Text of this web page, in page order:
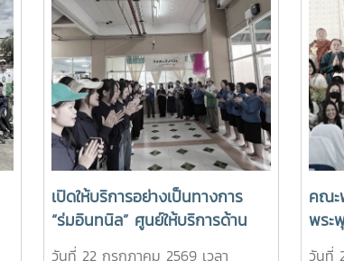
เปิดให้บริการอย่างเป็นทางการ
“ร่มอินทนิล” ศูนย์ให้บริการด้าน
การดูแลสุขภาพนักศึกษา ณ
วันที่ 22 กรกฎาคม 2569 เวลา
คณะ
พระ
เทีย
วันที่